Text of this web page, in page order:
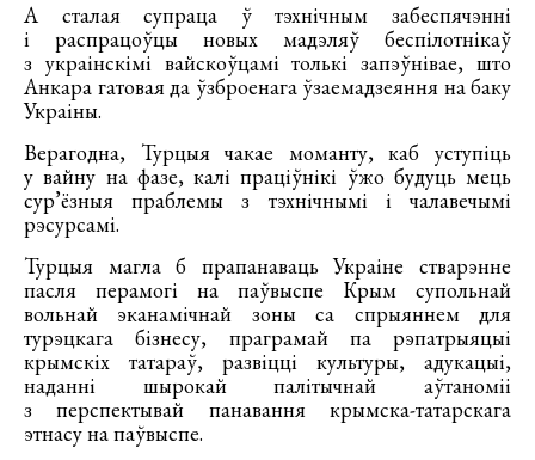
А сталая супраца ў тэхнічным забеспячэнні
і распрацоўцы новых мадэляў беспілотнікаў
з украінскімі вайскоўцамі толькі запэўнівае, што
Анкара гатовая да ўзброенага ўзаемадзеяння на баку
Украіны.
Верагодна, Турцыя чакае моманту, каб уступіць
у вайну на фазе, калі праціўнікі ўжо будуць мець
сур’ёзныя праблемы з тэхнічнымі і чалавечымі
рэсурсамі.
Турцыя магла б прапанаваць Украіне стварэнне
пасля перамогі на паўвыспе Крым супольнай
вольнай эканамічнай зоны са спрыяннем для
турэцкага бізнесу, праграмай па рэпатрыяцыі
крымскіх татараў, развіцці культуры, адукацыі,
наданні шырокай палітычнай аўтаноміі
з перспектывай панавання крымска-татарскага
этнасу на паўвыспе.